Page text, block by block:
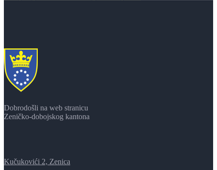
Dobrodošli na web stranicu
Zeničko-dobojskog kantona
Kučukovići 2, Zenica